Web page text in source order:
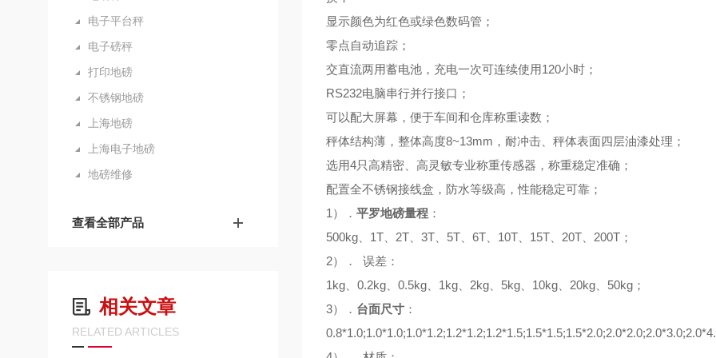
电子平台秤
电子磅秤
打印地磅
不锈钢地磅
上海地磅
上海电子地磅
地磅维修
查看全部产品
相关文章
RELATED ARTICLES
显示颜色为红色或绿色数码管；
零点自动追踪；
交直流两用蓄电池，充电一次可连续使用120小时；
RS232电脑串行并行接口；
可以配大屏幕，便于车间和仓库称重读数；
秤体结构薄，整体高度8~13mm，耐冲击、秤体表面四层油漆处理；
选用4只高精密、高灵敏专业称重传感器，称重稳定准确；
配置全不锈钢接线盒，防水等级高，性能稳定可靠；
1）． 平罗地磅量程：
500kg、1T、2T、3T、5T、6T、10T、15T、20T、200T；
2）． 误差：
1kg、0.2kg、0.5kg、1kg、2kg、5kg、10kg、20kg、50kg；
3）． 台面尺寸：